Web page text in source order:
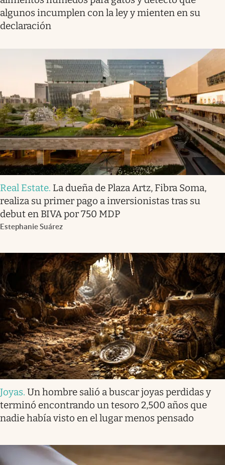
algunos incumplen con la ley y mienten en su
declaración
Real Estate. La dueña de Plaza Artz, Fibra Soma,
realiza su primer pago a inversionistas tras su
debut en BIVA por 750 MDP
Estephanie Suárez
Joyas. Un hombre salió a buscar joyas perdidas y
terminó encontrando un tesoro 2,500 años que
nadie había visto en el lugar menos pensado